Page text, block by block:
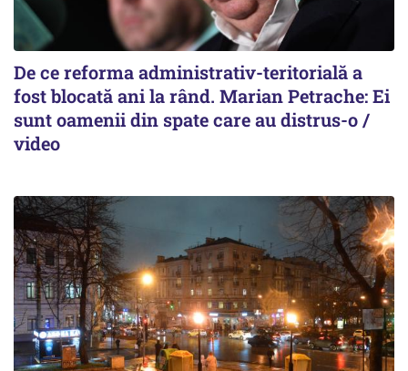
De ce reforma administrativ-teritorială a
fost blocată ani la rând. Marian Petrache: Ei
sunt oamenii din spate care au distrus-o /
video